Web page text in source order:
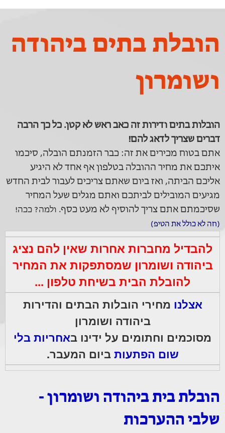
הובלת בתים ביהודה
ושומרון
הובלות בתים ודירות זה כאב ראש לא קטן. כל כך הרבה
דברים שצריך לדאג להם!
אתם בטוח מכירים את זה: כבר הזמנתם הובלה, סיכמו
איתכם את מחיר ההובלה בטלפון אף אחד לא היגיע
אליכם הביתה, ואז ביום שאתם צריכים לעבור לבית החדש
מגיעים המובילים לביתכם ואתם מגלים שעל המחיר
שסיכמתם אתם צריך להוסיף לא מעט כסף. ולמה? ככה!
(וזה לא כולל את הטיפ)
להבדיל מחברות אחרות שאין להם נציג
ביהודה ושומרון שמסתפקות את המחיר
להובלת הבית בשיחת טלפון ...
אצלנו מחירי הובלות הבתים והדירות
ביהודה ושומרון
מסוכמים וחתומים על ידינו באחריות בלי
שום הפתעותביום המעבר.
הובלת בית ביהודה ושומרון -
שלבי ההערכות